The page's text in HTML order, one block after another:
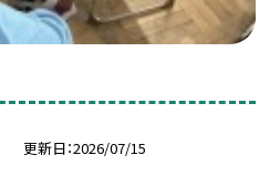
更新日 2026/07/15